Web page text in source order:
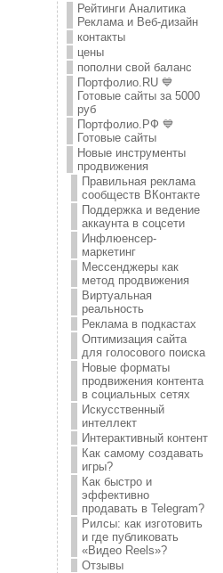
Рейтинги Аналитика
Реклама и Веб-дизайн
контакты
цены
пополни свой баланс
Портфолио.RU 💙
Готовые сайты за 5000
руб
Портфолио.РФ 💙
Готовые сайты
Новые инструменты
продвижения
Правильная реклама
сообществ ВКонтакте
Поддержка и ведение
аккаунта в соцсети
Инфлюенсер-
маркетинг
Мессенджеры как
метод продвижения
Виртуальная
реальность
Реклама в подкастах
Оптимизация сайта
для голосового поиска
Новые форматы
продвижения контента
в социальных сетях
Искусственный
интеллект
Интерактивный контент
Как самому создавать
игры?
Как быстро и
эффективно
продавать в Telegram?
Рилсы: как изготовить
и где публиковать
«Видео Reels»?
Отзывы